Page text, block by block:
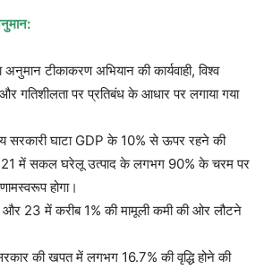
अनुमान टीकाकरण अभियान की कार्यवाही, विश्व
गतिशीलता पर प्रतिबंध के आधार पर लगाया गया
सरकारी घाटा GDP के 10% से ऊपर रहने की
21 में सकल घरेलू उत्पाद के लगभग 90% के चरम पर
होगा।
और 23 में करीब 1% की मामूली कमी की ओर लौटने
सरकार की खपत में लगभग 16.7% की वृद्धि होने की